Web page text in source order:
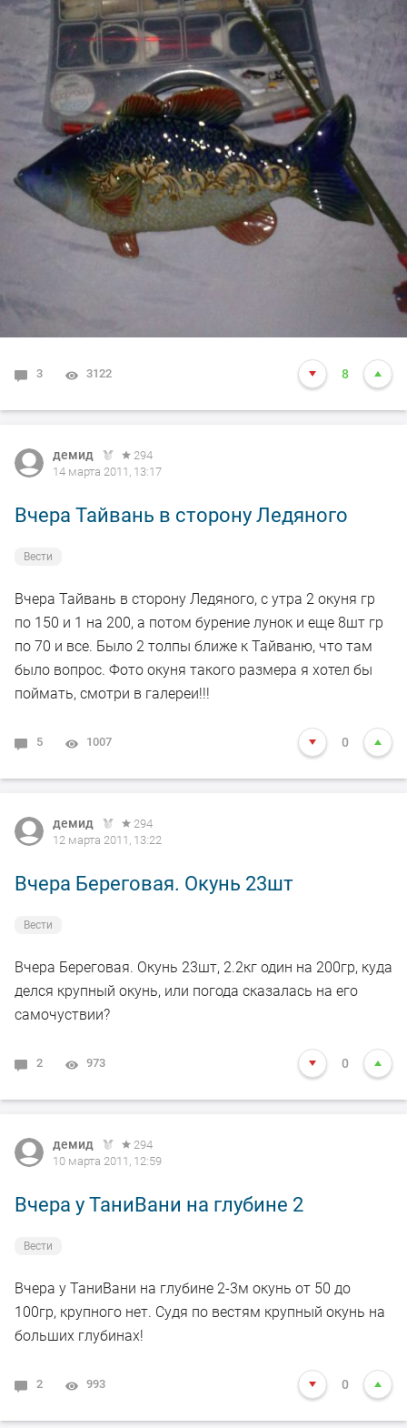
3 3122 8
демид
294
14 марта 2011, 13:17
Вчера Тайвань в сторону Ледяного
Вести
Вчера Тайвань в сторону Ледяного, с утра 2 окуня гр
по 150 и 1 на 200, а потом бурение лунок и еще 8шт гр
по 70 и все. Было 2 толпы ближе к Тайваню, что там
было вопрос. Фото окуня такого размера я хотел бы
поймать, смотри в галереи!!!
5 1007 0
демид
294
12 марта 2011, 13:22
Вчера Береговая. Окунь 23шт
Вести
Вчера Береговая. Окунь 23шт, 2.2кг один на 200гр, куда
делся крупный окунь, или погода сказалась на его
самочуствии?
2 973 0
демид
294
10 марта 2011, 12:59
Вчера у ТаниВани на глубине 2
Вести
Вчера у ТаниВани на глубине 2-3м окунь от 50 до
100гр, крупного нет. Судя по вестям крупный окунь на
больших глубинах!
2 993 0